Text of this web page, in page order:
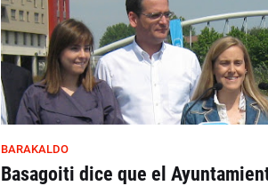
BARAKALDO
Basagoiti dice que el